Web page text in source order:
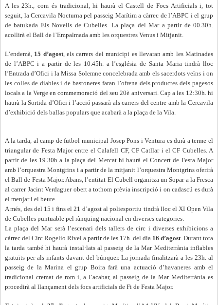
A les 23h., com és tradicional, hi haurà el Castell de Focs Artificials i, tot
seguit, la Cercavila Nocturna pel passeig Marítim a càrrec de l’ABPC i el grup
de batukada Els Novells de Cubelles. La plaça del Mar a partir de 00.30h.
acollirà el Ball de l’Empalmada amb les orquestres Venus i Mitjanit.
L’endemà, 15 d’agost, els carrers del municipi es llevaran amb les Matinades
de l’ABPC i a partir de les 10.45h. a l’església de Santa Maria tindrà lloc
l’Entrada d’Ofici i la Missa Solemne concelebrada amb els sacerdots veïns i on
les colles de diables i de bastoneres faran l’ofrena dels productes dels pagesos
locals a la Verge en commemoració del seu 20è aniversari. Cap a les 12:30h. hi
haurà la Sortida d’Ofici i l’acció passarà als carrers del centre amb la Cercavila
d’exhibició dels ballas populars que acabarà a la plaça de la Vila.
A la tarda, al camp de futbol municipal Josep Pons i Ventura es durà a terme el
triangular de Festa Major entre el Calafell CF, CF Catllar i el CF Cubelles. A
partir de les 19.30h a la plaça del Mercat hi haurà el Concert de Festa Major
amb l’orquestra Montgrins i a partir de la mitjanit l’orquestra Montgrins oferirà
el Ball de Festa Major. Abans, l’entitat El Cubell organitza un Sopar a la Fresca
al carrer Jacint Verdaguer obert a tothom prèvia inscripció i on cadascú es durà
el menjar i el beure.
A més, des del 15 i fins el 21 d’agost al poliesportiu tindrà lloc el XI Open Vila
de Cubelles puntuable pel rànquing nacional en diverses categories.
La plaça del Mar serà l’escenari dels tallers de circ i diverses exhibicions a
càrrec del Circ Rogelio Rivel a partir de les 17h. del dia 16 d’agost. Durant tota
la tarda també hi haurà instal·lats al passeig de la Mar Mediterrània inflables
gratuïts per als infants davant del búnquer. La jornada finalitzarà a les 23h. al
passeig de la Marina el grup Boira farà una actuació d’havaneres amb el
tradicional cremat de rom i, a l’acabar, al passeig de la Mar Mediterrània es
procedirà al llançament dels focs artificials de Fi de Festa Major.